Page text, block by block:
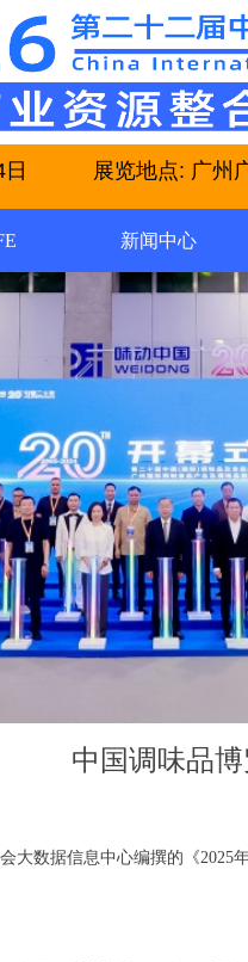
14日 展览地点: 广州
新闻中心
中国调味品
大数据信息中心编撰的《